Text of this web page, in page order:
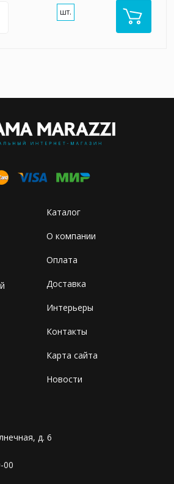
шт.
Каталог
О компании
Оплата
Доставка
Интерьеры
Контакты
Карта сайта
Новости
д. 6
00